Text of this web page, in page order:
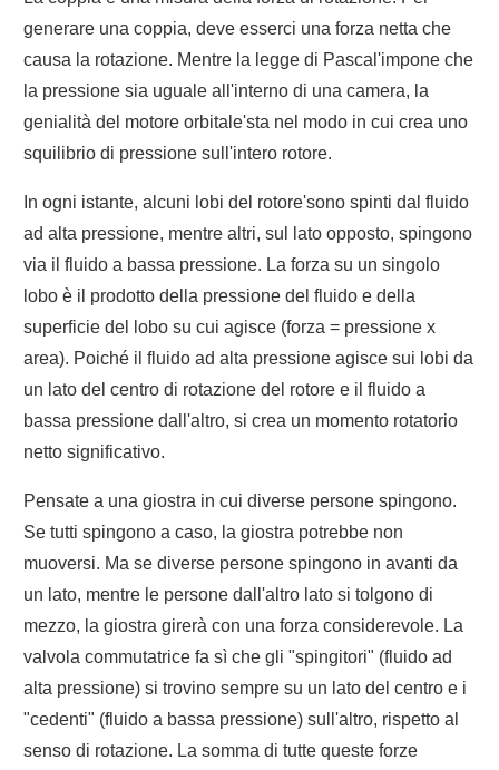
generare una coppia, deve esserci una forza netta che
causa la rotazione. Mentre la legge di Pascal'impone che
la pressione sia uguale all'interno di una camera, la
genialità del motore orbitale'sta nel modo in cui crea uno
squilibrio di pressione sull'intero rotore.
In ogni istante, alcuni lobi del rotore'sono spinti dal fluido
ad alta pressione, mentre altri, sul lato opposto, spingono
via il fluido a bassa pressione. La forza su un singolo
lobo è il prodotto della pressione del fluido e della
superficie del lobo su cui agisce (forza = pressione x
area). Poiché il fluido ad alta pressione agisce sui lobi da
un lato del centro di rotazione del rotore e il fluido a
bassa pressione dall'altro, si crea un momento rotatorio
netto significativo.
Pensate a una giostra in cui diverse persone spingono.
Se tutti spingono a caso, la giostra potrebbe non
muoversi. Ma se diverse persone spingono in avanti da
un lato, mentre le persone dall'altro lato si tolgono di
mezzo, la giostra girerà con una forza considerevole. La
valvola commutatrice fa sì che gli "spingitori" (fluido ad
alta pressione) si trovino sempre su un lato del centro e i
"cedenti" (fluido a bassa pressione) sull'altro, rispetto al
senso di rotazione. La somma di tutte queste forze